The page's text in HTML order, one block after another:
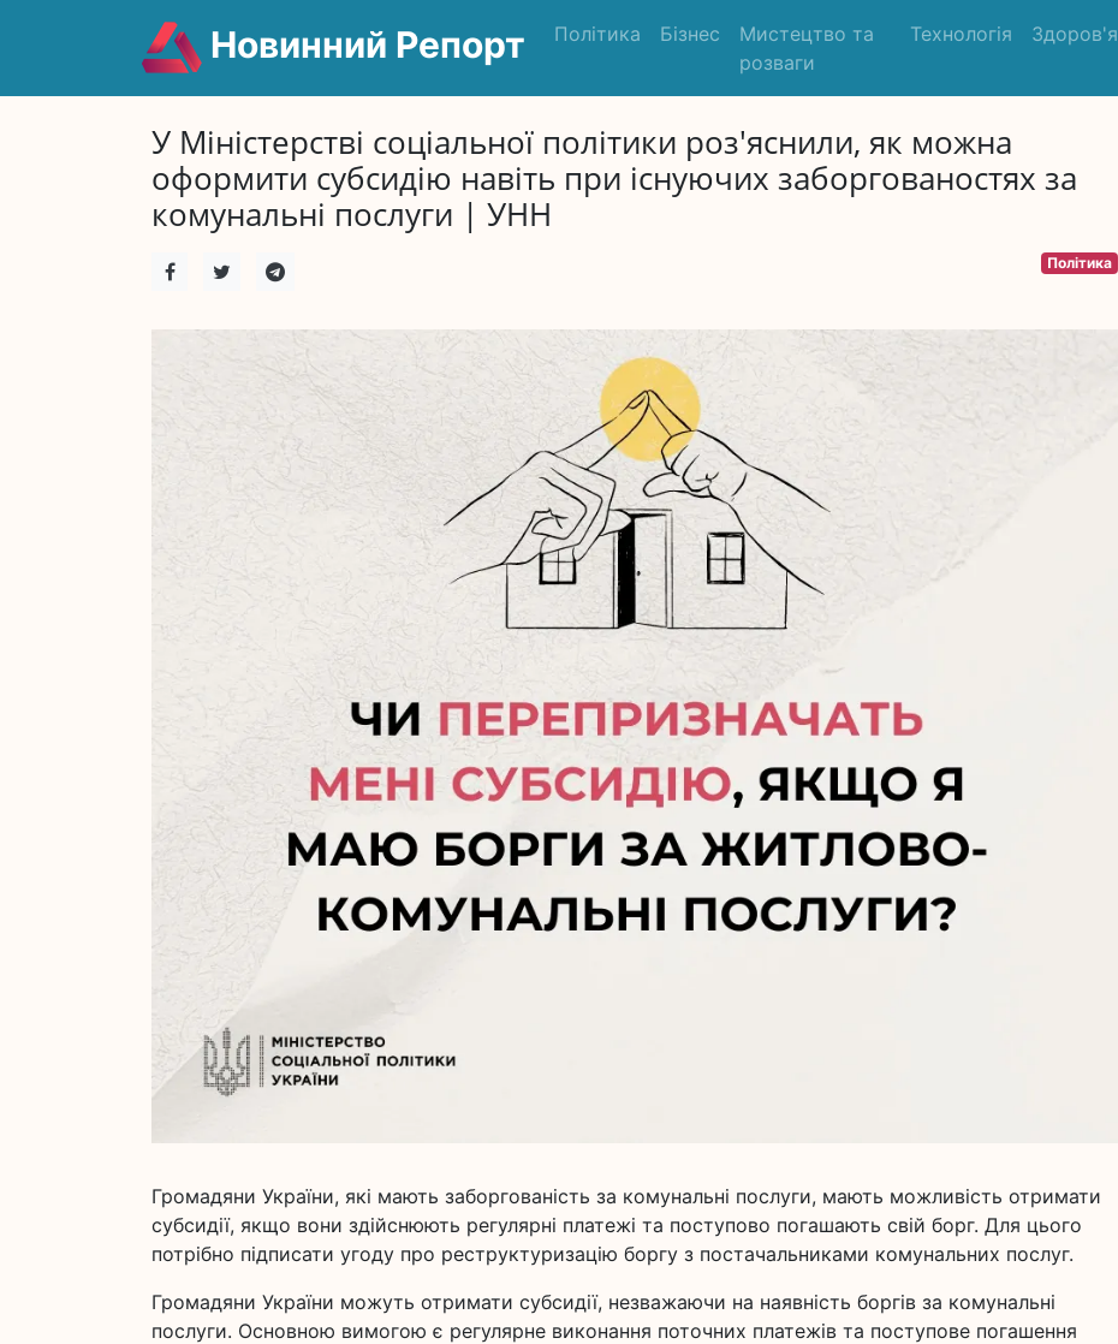
Новинний Репорт Політика Бізнес
Мистецтво та
розваги
Технологія Здоров'я
У Міністерстві соціальної політики роз'яснили, як можна
оформити субсидію навіть при існуючих заборгованостях за
комунальні послуги | УНН
Політика
Громадяни України, які мають заборгованість за комунальні послуги, мають можливість отримати
субсидії, якщо вони здійснюють регулярні платежі та поступово погашають свій борг. Для цього
потрібно підписати угоду про реструктуризацію боргу з постачальниками комунальних послуг.
Громадяни України можуть отримати субсидії, незважаючи на наявність боргів за комунальні
послуги. Основною вимогою є регулярне виконання поточних платежів та поступове погашення